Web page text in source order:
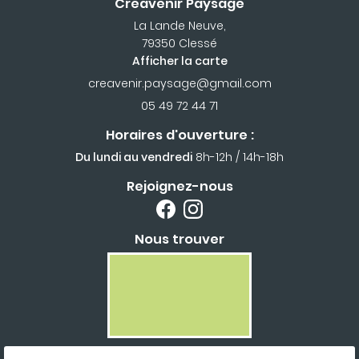
La Lande Neuve,
79350 Clessé
Afficher la carte
05 49 72 44 71
Horaires d'ouverture :
Du lundi au vendredi 8h-12h / 14h-18h
Rejoignez-nous
Nous trouver